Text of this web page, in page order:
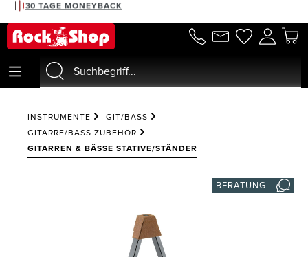
springen
30 TAGE MONEYBACK
INSTRUMENTE
GIT/BASS
GITARRE/BASS ZUBEHÖR
GITARREN & BÄSSE STATIVE/STÄNDER
BERATUNG